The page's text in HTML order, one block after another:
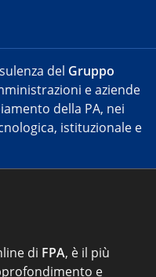
del Gruppo
e aziende
della PA, nei
istituzionale e
di FPA, è il più
e